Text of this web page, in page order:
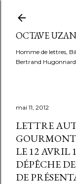
OCTAVE
Homme de lettres,
Bertrand
mai 11, 2012
LETTRE
LE 12 AVRIL
DÉPÊCHE
DE